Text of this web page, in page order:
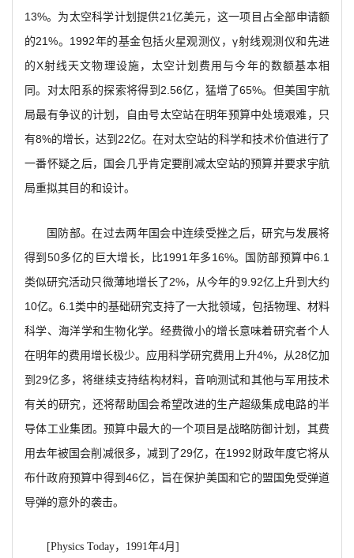
13%。为太空科学计划提供21亿美元，这一项目占全部申请额
的21%。1992年的基金包括火星观测仪，γ射线观测仪和先进
的X射线天文物理设施，太空计划费用与今年的数额基本相
同。对太阳系的探索将得到2.56亿，猛增了65%。但美国宇航
局最有争议的计划，自由号太空站在明年预算中处境艰难，只
有8%的增长，达到22亿。在对太空站的科学和技术价值进行了
一番怀疑之后，国会几乎肯定要削减太空站的预算并要求宇航
局重拟其目的和设计。
国防部。在过去两年国会中连续受挫之后，研究与发展将
得到50多亿的巨大增长，比1991年多16%。国防部预算中6.1
类似研究活动只微薄地增长了2%，从今年的9.92亿上升到大约
10亿。6.1类中的基础研究支持了一大批领域，包括物理、材料
科学、海洋学和生物化学。经费微小的增长意味着研究者个人
在明年的费用增长极少。应用科学研究费用上升4%，从28亿加
到29亿多，将继续支持结构材料，音响测试和其他与军用技术
有关的研究，还将帮助国会希望改进的生产超级集成电路的半
导体工业集团。预算中最大的一个项目是战略防御计划，其费
用去年被国会削减很多，减到了29亿，在1992财政年度它将从
布什政府预算中得到46亿，旨在保护美国和它的盟国免受弹道
导弹的意外的袭击。
[Physics Today，1991年4月]